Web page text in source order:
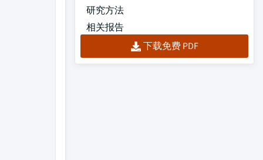
研究方法
相关报告
下载免费 PDF